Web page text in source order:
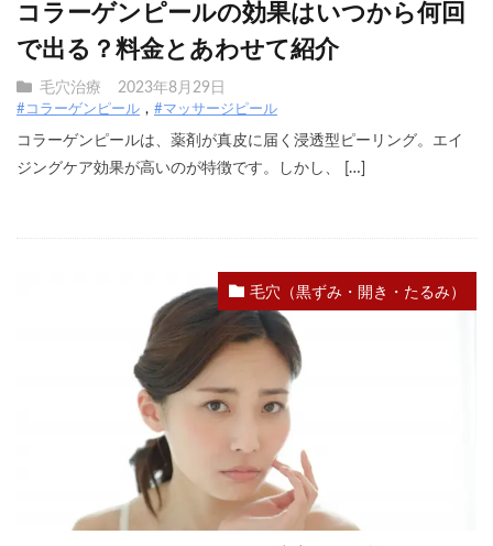
コラーゲンピールの効果はいつから何回
で出る？料金とあわせて紹介
毛穴治療 2023年8月29日
#コラーゲンピール #マッサージピール
コラーゲンピールは、薬剤が真皮に届く浸透型ピーリング。エイ
ジングケア効果が高いのが特徴です。しかし、 […]
毛穴（黒ずみ・開き・たるみ）